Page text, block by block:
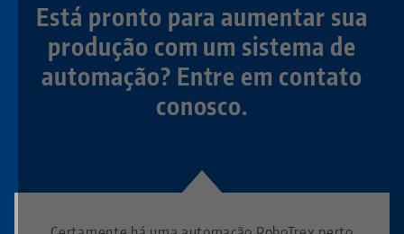
Está pronto para aumentar sua
produção com um sistema de
automação? Entre em contato
conosco.